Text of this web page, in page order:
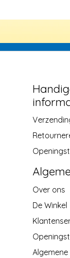
Over ons
De Winkel